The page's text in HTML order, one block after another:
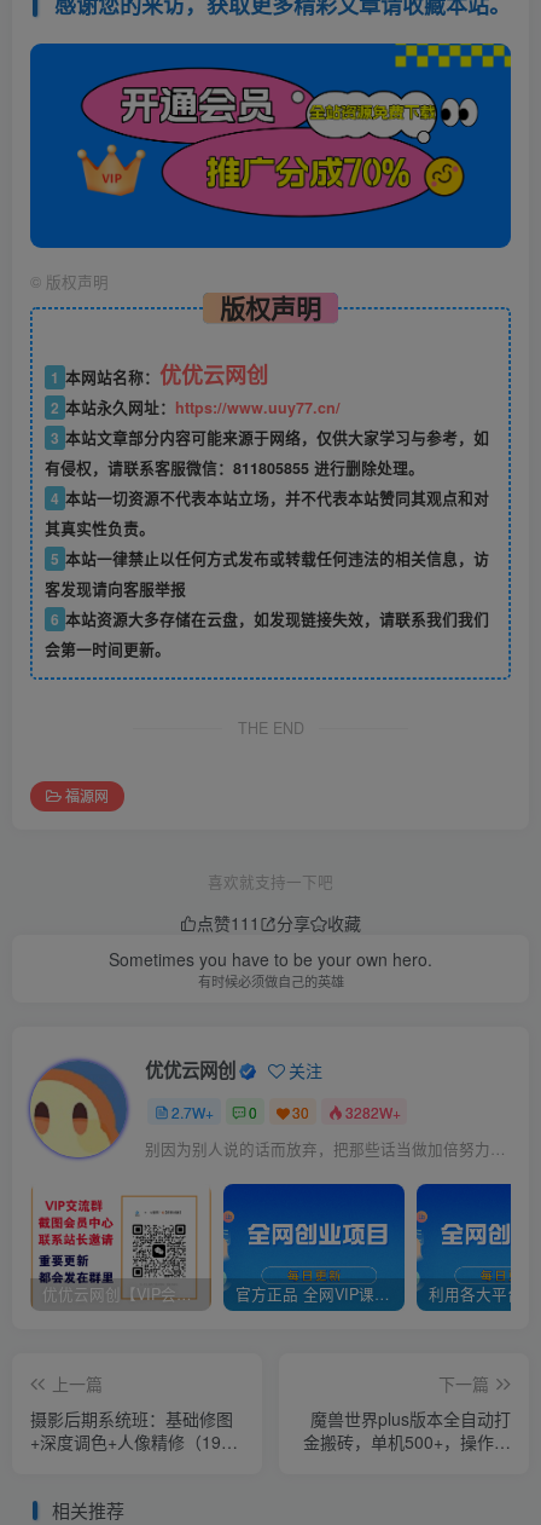
© 版权声明
版权声明
1 本网站名称： 优优云网创
2 本站永久网址： https://www.uuy77.cn/
3 本站文章部分内容可能来源于网络，仅供大家学习与参考，如
有侵权，请联系客服微信：811805855 进行删除处理。
4 本站一切资源不代表本站立场，并不代表本站赞同其观点和对
其真实性负责。
5 本站一律禁止以任何方式发布或转载任何违法的相关信息，访
客发现请向客服举报
6 本站资源大多存储在云盘，如发现链接失效，请联系我们我们
会第一时间更新。
THE END
福源网
喜欢就支持一下吧
点赞111 分享
收藏
Sometimes you have to be your own hero.
有时候必须做自己的英雄
优优云网创 关注
2.7W+ 0 30 3282W+
别因为别人说的话而放弃，把那些话当做加倍努力的动力
优优云网创【VIP会员专属交流群】 官方正品 全网VIP课程 无损下载~
上一篇
摄影后期系统班：基础修图
+深度调色+人像精修（19节
下一篇
魔兽世界plus版本全自动打
金搬砖，单机500+，操作简
相关推荐